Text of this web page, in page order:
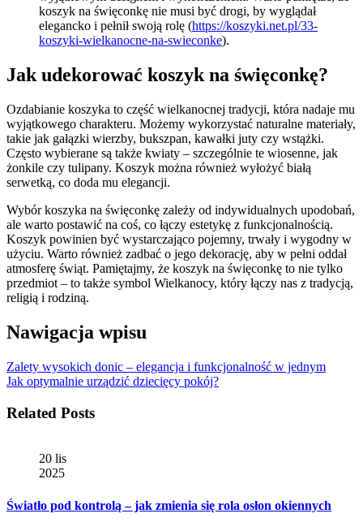
koszyk na święconkę nie musi być drogi, by wyglądał
elegancko i pełnił swoją rolę (https://koszyki.net.pl/33-
koszyki-wielkanocne-na-swieconke).
Jak udekorować koszyk na święconkę?
Ozdabianie koszyka to część wielkanocnej tradycji, która nadaje mu
wyjątkowego charakteru. Możemy wykorzystać naturalne materiały,
takie jak gałązki wierzby, bukszpan, kawałki juty czy wstążki.
Często wybierane są także kwiaty – szczególnie te wiosenne, jak
żonkile czy tulipany. Koszyk można również wyłożyć białą
serwetką, co doda mu elegancji.
Wybór koszyka na święconkę zależy od indywidualnych upodobań,
ale warto postawić na coś, co łączy estetykę z funkcjonalnością.
Koszyk powinien być wystarczająco pojemny, trwały i wygodny w
użyciu. Warto również zadbać o jego dekorację, aby w pełni oddał
atmosferę świąt. Pamiętajmy, że koszyk na święconkę to nie tylko
przedmiot – to także symbol Wielkanocy, który łączy nas z tradycją,
religią i rodziną.
Nawigacja wpisu
Zalety wysokich donic – elegancja i funkcjonalność w jednym
Jak optymalnie urządzić dziecięcy pokój?
Related Posts
20 lis
2025
Światło pod kontrolą – jak zmienia się rola osłon okiennych